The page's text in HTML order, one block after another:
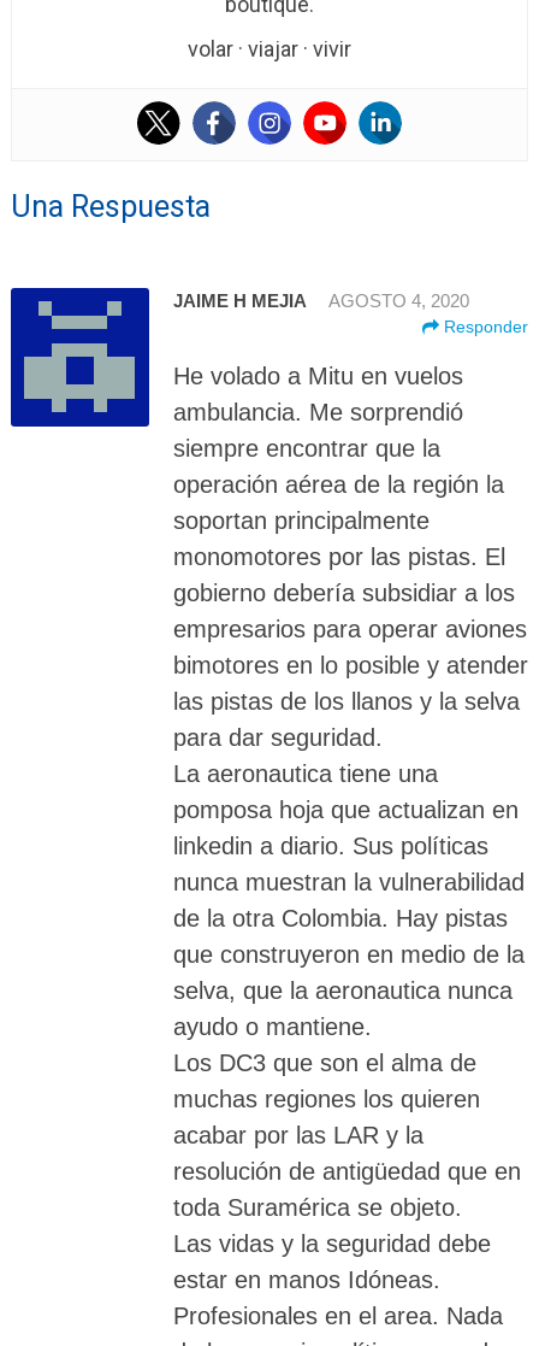
volar · viajar · vivir
Una Respuesta
JAIME H MEJIA AGOSTO 4, 2020
Responder
He volado a Mitu en vuelos
ambulancia. Me sorprendió
siempre encontrar que la
operación aérea de la región la
soportan principalmente
monomotores por las pistas. El
gobierno debería subsidiar a los
empresarios para operar aviones
bimotores en lo posible y atender
las pistas de los llanos y la selva
para dar seguridad.
La aeronautica tiene una
pomposa hoja que actualizan en
linkedin a diario. Sus políticas
nunca muestran la vulnerabilidad
de la otra Colombia. Hay pistas
que construyeron en medio de la
selva, que la aeronautica nunca
ayudo o mantiene.
Los DC3 que son el alma de
muchas regiones los quieren
acabar por las LAR y la
resolución de antigüedad que en
toda Suramérica se objeto.
Las vidas y la seguridad debe
estar en manos Idóneas.
Profesionales en el area. Nada